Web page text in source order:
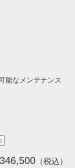
能なメンテナンス
（税込）